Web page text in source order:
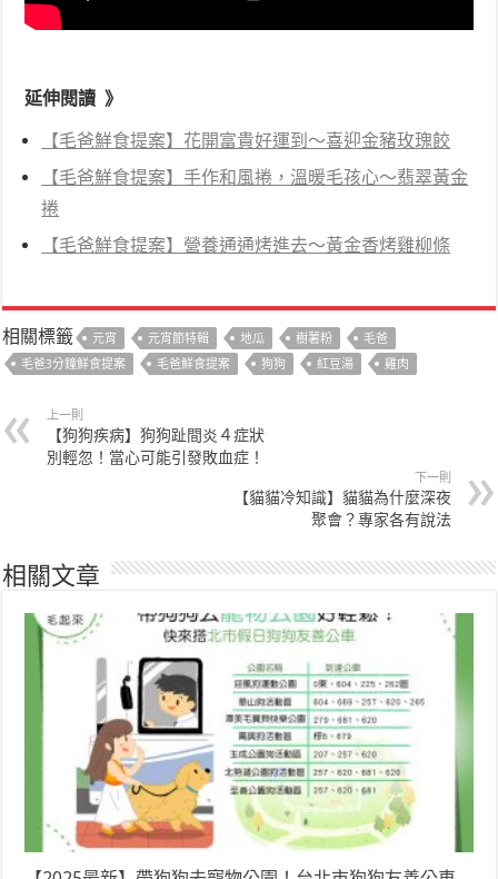
延伸閱讀 》
【毛爸鮮食提案】花開富貴好運到～喜迎金豬玫瑰餃
【毛爸鮮食提案】手作和風捲，溫暖毛孩心～翡翠黃金
捲
【毛爸鮮食提案】營養通通烤進去～黃金香烤雞柳條
相關標籤 元宵 元宵節特輯 地瓜 樹薯粉
毛爸
毛爸3分鐘鮮食提案
毛爸鮮食提案 狗狗 紅豆湯 雞肉
上一則
【狗狗疾病】狗狗趾間炎４症狀
別輕忽！當心可能引發敗血症！
下一則
【貓貓冷知識】貓貓為什麼深夜
聚會？專家各有說法
相關文章